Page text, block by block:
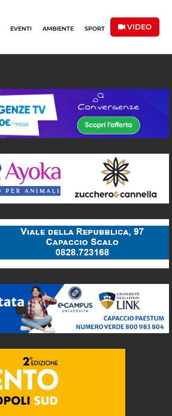
EVENTI AMBIENTE SPORT VIDEO